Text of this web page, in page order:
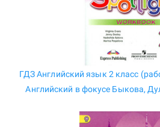
ГДЗ Английский язык 2 класс
Английский в фокусе Быкова,